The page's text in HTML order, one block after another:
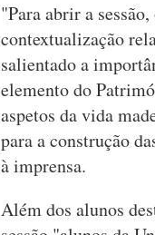
"Para abrir a
contextualização
salientado a
elemento do
aspetos da vida
para a construção
à imprensa.
Além dos alunos